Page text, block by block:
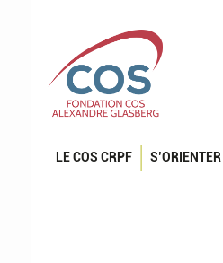
LE COS CRPF